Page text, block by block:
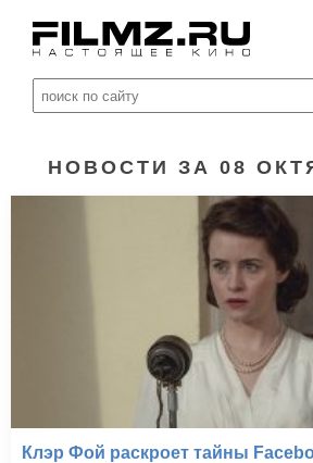
НОВОСТИ ЗА 08
Клэр Фой раскроет тайны